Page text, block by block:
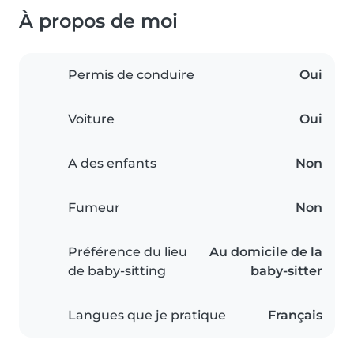
À propos de moi
Permis de conduire Oui
Voiture Oui
A des enfants Non
Fumeur Non
Préférence du lieu
de baby-sitting
Au domicile de la
baby-sitter
Langues que je pratique Français